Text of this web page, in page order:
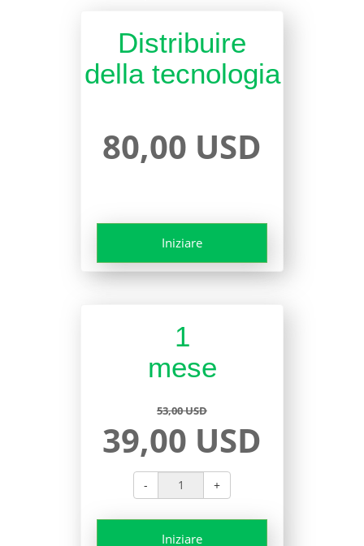
Distribuire
della tecnologia
80,00 USD
Iniziare
1
mese
53,00 USD
39,00 USD
- +
Iniziare